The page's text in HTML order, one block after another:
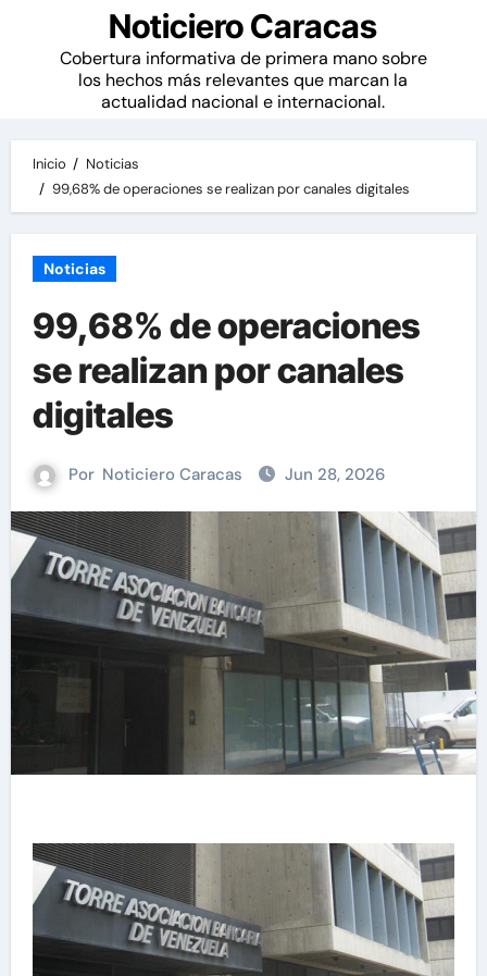
Noticiero Caracas
Cobertura informativa de primera mano sobre
los hechos más relevantes que marcan la
actualidad nacional e internacional.
Inicio
Noticias
99,68% de operaciones se realizan por canales digitales
Noticias
99,68% de operaciones
se realizan por canales
digitales
Por Noticiero Caracas Jun 28, 2026